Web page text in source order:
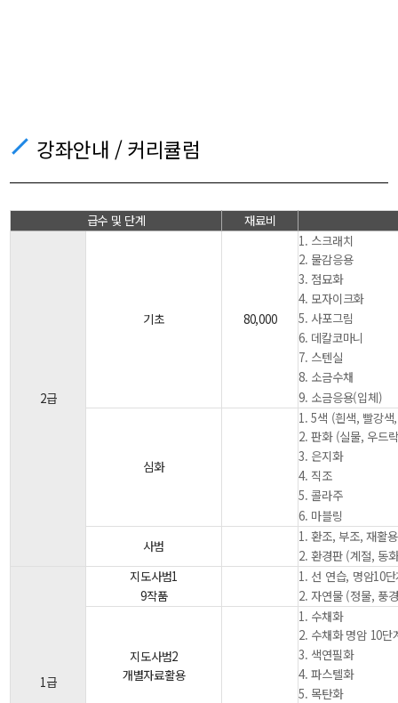
강좌안내 / 커리큘럼
급수 및 단계 재료비
2급
기초 80,000
1. 스크래치
2. 물감응용
3. 점묘화
4. 모자이크화
5. 사포그림
6. 데칼코마니
7. 스텐실
8. 소금수채
9. 소금응용(입체)
심화
1. 5색 (흰색, 빨강
2. 판화 (실물, 우드
3. 은지화
4. 직조
5. 콜라주
6. 마블링
사범
1. 환조, 부조, 재활
2. 환경판 (계절, 동
1급
지도사범1
1. 선 연습, 명암10
9작품
2. 자연물 (정물, 풍
지도사범2
개별자료활용
1. 수채화
2. 수채화 명암 10단
3. 색연필화
4. 파스텔화
5. 목탄화